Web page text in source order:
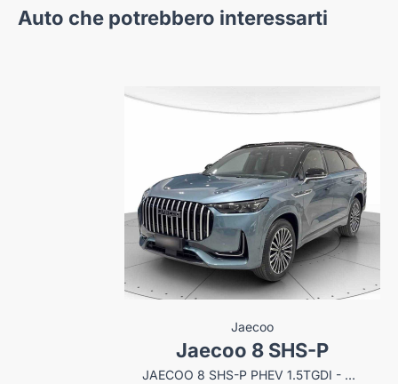
Auto che potrebbero interessarti
Jaecoo
Jaecoo 8 SHS-P
JAECOO 8 SHS-P PHEV 1.5TGDI - TRAZIONE AWD DHT3 EXCLUSIVE AWD - INTERNI NERO